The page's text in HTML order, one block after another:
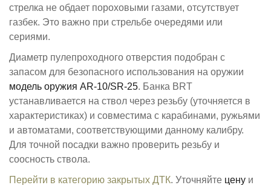
стрелка не обдает пороховыми газами, отсутствует
газбек. Это важно при стрельбе очередями или
сериями.
Диаметр пулепроходного отверстия подобран с
запасом для безопасного использования на оружии
модель оружия ​AR-10/SR-25​​. Банкa BRT
устанавливается на ствол через резьбу (уточняется в
характеристиках) и совместима с карабинами, ружьями
и автоматами, соответствующими данному калибру.
Для точной посадки важно проверить резьбу и
соосность ствола.
Перейти в категорию закрытых ДТК. Уточняйте цену и